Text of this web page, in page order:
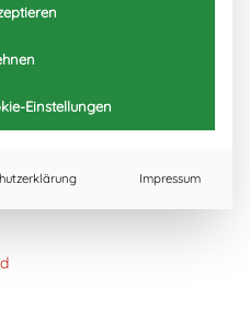
Einstellungen
Impressum